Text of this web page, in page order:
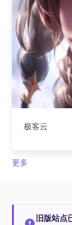
极客云
更多
旧版站点